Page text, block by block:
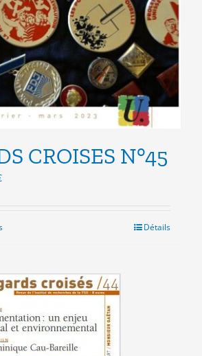
CROISES N°45
Ce
plusieurs
variations.
options
peuvent
être
Détails